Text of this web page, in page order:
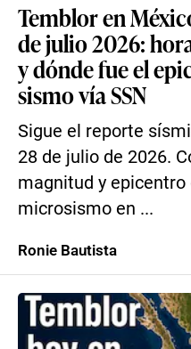
Temblor en
de julio 2026:
y dónde fue el
sismo vía SSN
Sigue el reporte
28 de julio de 2026.
magnitud y
microsismo en ...
Ronie Bautista